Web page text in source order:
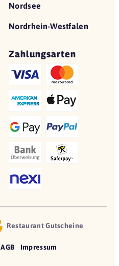
Nordsee
Nordrhein-Westfalen
Zahlungsarten
Restaurant Gutscheine
AGB Impressum